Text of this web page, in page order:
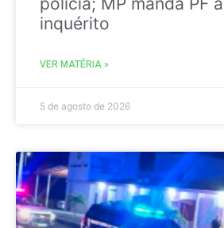
inquérito
VER MATÉRIA »
5 de agosto de 2026